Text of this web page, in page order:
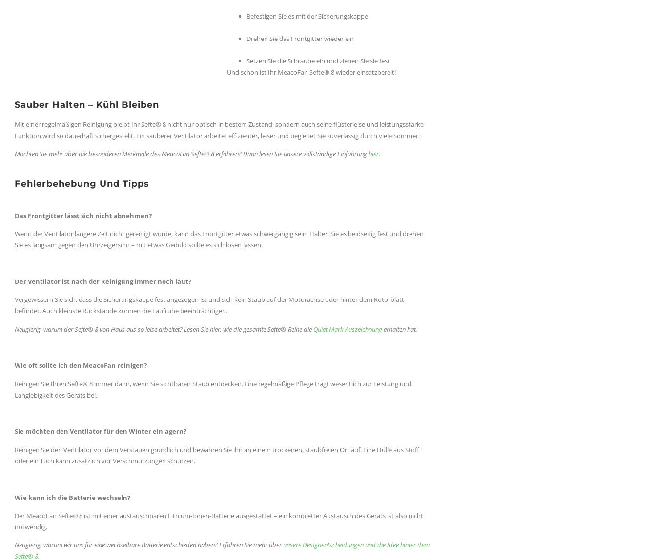
Befestigen Sie es mit der Sicherungskappe
Drehen Sie das Frontgitter wieder ein
Setzen Sie die Schraube ein und ziehen Sie sie fest
Und schon ist Ihr MeacoFan Sefte® 8 wieder einsatzbereit!
Sauber Halten – Kühl Bleiben
Mit einer regelmäßigen Reinigung bleibt Ihr Sefte® 8 nicht nur optisch in bestem Zustand, sondern auch seine flüsterleise und leistungsstarke
Funktion wird so dauerhaft sichergestellt. Ein sauberer Ventilator arbeitet effizienter, leiser und begleitet Sie zuverlässig durch viele Sommer.
Möchten Sie mehr über die besonderen Merkmale des MeacoFan Sefte® 8 erfahren? Dann lesen Sie unsere vollständige Einführunghier.
Fehlerbehebung Und Tipps
Das Frontgitter lässt sich nicht abnehmen?
Wenn der Ventilator längere Zeit nicht gereinigt wurde, kann das Frontgitter etwas schwergängig sein. Halten Sie es beidseitig fest und drehen
Sie es langsam gegen den Uhrzeigersinn – mit etwas Geduld sollte es sich lösen lassen.
Der Ventilator ist nach der Reinigung immer noch laut?
Vergewissern Sie sich, dass die Sicherungskappe fest angezogen ist und sich kein Staub auf der Motorachse oder hinter dem Rotorblatt
befindet. Auch kleinste Rückstände können die Laufruhe beeinträchtigen.
Neugierig, warum der Sefte® 8 von Haus aus so leise arbeitet? Lesen Sie hier, wie die gesamte Sefte®-Reihe die Quiet Mark-Auszeichnungerhalten hat.
Wie oft sollte ich den MeacoFan reinigen?
Reinigen Sie Ihren Sefte® 8 immer dann, wenn Sie sichtbaren Staub entdecken. Eine regelmäßige Pflege trägt wesentlich zur Leistung und
Langlebigkeit des Geräts bei.
Sie möchten den Ventilator für den Winter einlagern?
Reinigen Sie den Ventilator vor dem Verstauen gründlich und bewahren Sie ihn an einem trockenen, staubfreien Ort auf. Eine Hülle aus Stoff
oder ein Tuch kann zusätzlich vor Verschmutzungen schützen.
Wie kann ich die Batterie wechseln?
Der MeacoFan Sefte® 8 ist mit einer austauschbaren Lithium-Ionen-Batterie ausgestattet – ein kompletter Austausch des Geräts ist also nicht
notwendig.
Neugierig, warum wir uns für eine wechselbare Batterie entschieden haben?Erfahren Sie mehr überunsere Designentscheidungen und die Idee hinter dem
Sefte® 8.